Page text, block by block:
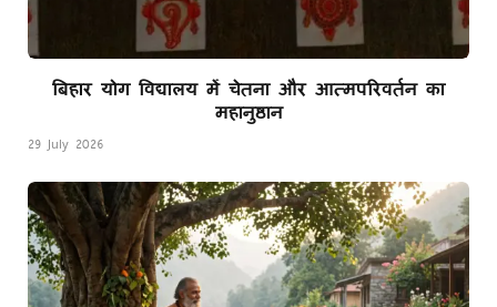
बिहार योग विद्यालय में चेतना और आत्मपरिवर्तन का
महानुष्ठान
29 July 2026